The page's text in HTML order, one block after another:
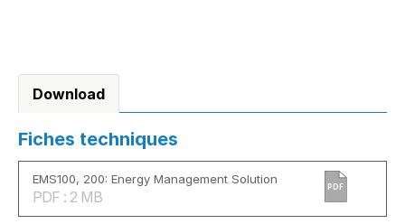
Download
Fiches techniques
EMS100, 200: Energy Management Solution
PDF : 2 MB
PDF